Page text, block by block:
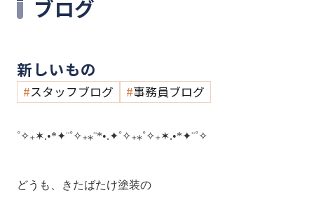
ブログ
新しいもの
スタッフブログ 事務員ブログ
˚✧₊✶.•*✦¨˚✧₊⁎¨*•.✦˚✧₊⁎˚✧₊✶.•*✦¨˚✧
どうも、きたばたけ塗装の